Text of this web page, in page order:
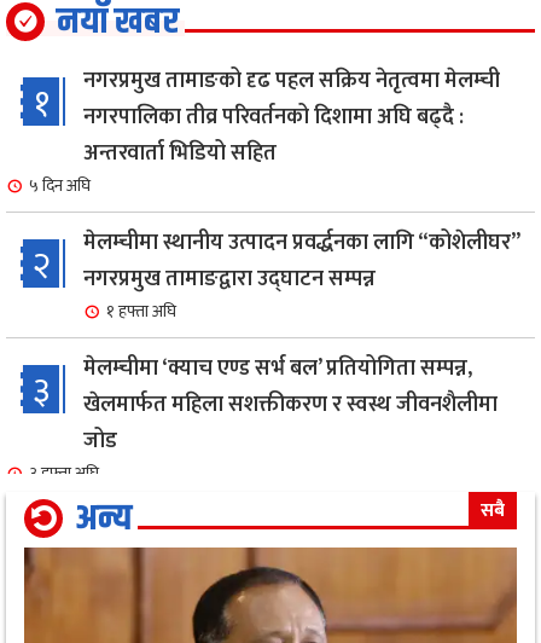
नयाँ खबर
१
नगरप्रमुख तामाङको दृढ पहल सक्रिय नेतृत्वमा मेलम्ची
नगरपालिका तीव्र परिवर्तनको दिशामा अघि बढ्दै :
अन्तरवार्ता भिडियो सहित
५ दिन अघि
२
मेलम्चीमा स्थानीय उत्पादन प्रवर्द्धनका लागि “कोशेलीघर”
नगरप्रमुख तामाङद्वारा उद्घाटन सम्पन्न
१ हफ्ता अघि
३
मेलम्चीमा ‘क्याच एण्ड सर्भ बल’ प्रतियोगिता सम्पन्न,
खेलमार्फत महिला सशक्तीकरण र स्वस्थ जीवनशैलीमा
जोड
३ हफ्ता अघि
४
एक सफल बाइक मेकानिक उमेश सोनामको अभिनय क्षेत्रमा
दमदार ईन्ट्री,नायिका गरिमा संग रोमान्स: हेर्नुहोस भिडियो ।
अन्य सबै